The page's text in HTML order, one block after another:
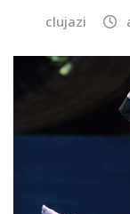
clujazi